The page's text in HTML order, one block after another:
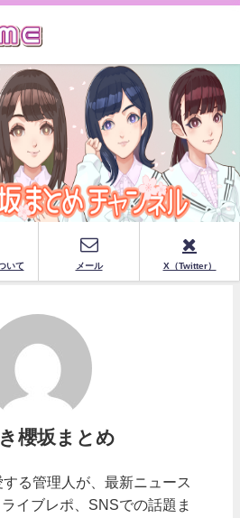
いて メール X（Twitter）
櫻坂まとめ
る管理人が、最新ニュース
イブレポ、SNSでの話題ま